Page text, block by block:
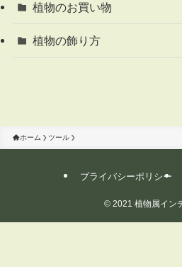
植物のお買い物
植物の飾り方
ホーム ツール
プライバシーポリシー
© 2021 植物属イン